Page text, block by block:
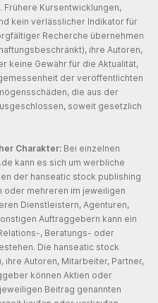
Frühere Kursentwicklungen,
kein verlässlicher Indikator für
Recherche übernehmen
ihre Autoren,
keine Gewähr für die Aktualität,
der veröffentlichten
die aus der
soweit gesetzlich
Charakter: Bei einzelnen
kann es sich um werbliche
der hanseatic stock publishing
oder mehreren im jeweiligen
Dienstleistern, Agenturen,
Auftraggebern kann ein
, Beratungs- oder
Die hanseatic stock
ihre Autoren, Mitarbeiter, Partner,
können Aktien oder
Beitrag genannten